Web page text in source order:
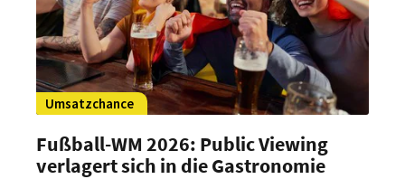
Umsatzchance
Fußball-WM 2026: Public Viewing
verlagert sich in die Gastronomie